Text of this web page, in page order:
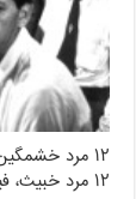
۱۲ مرد خبیث، فیلمی درام محصول سال …